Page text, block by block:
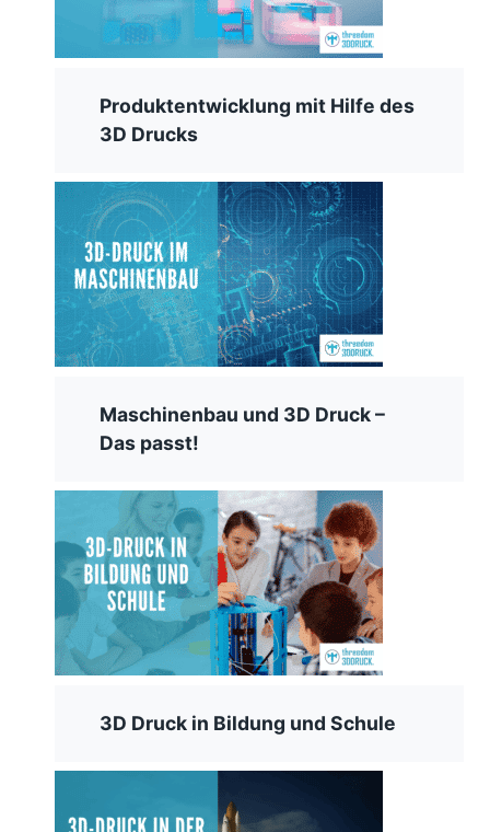
Produktentwicklung mit Hilfe des
3D Drucks
Maschinenbau und 3D Druck –
Das passt!
3D Druck in Bildung und Schule